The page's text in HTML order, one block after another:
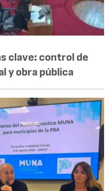
clave: control de
y obra pública